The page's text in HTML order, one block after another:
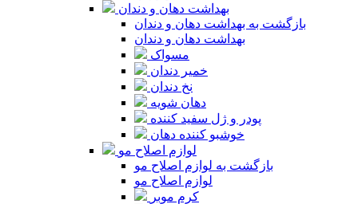
بهداشت دهان و دندان
بازگشت به بهداشت دهان و دندان
بهداشت دهان و دندان
مسواک
خمیر دندان
نخ دندان
دهان شویه
پودر و ژل سفید کننده
خوشبو کننده دهان
لوازم اصلاح مو
بازگشت به لوازم اصلاح مو
لوازم اصلاح مو
کرم موبر